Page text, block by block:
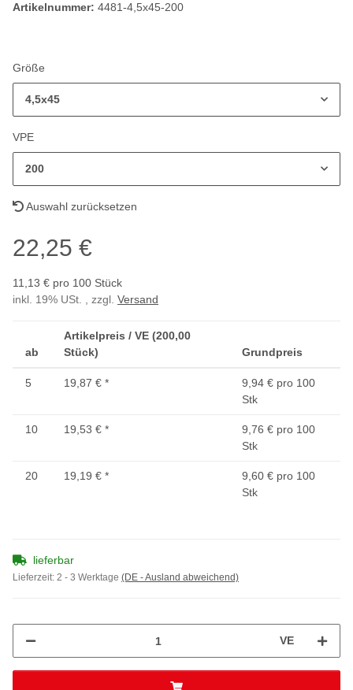
Artikelnummer: 4481-4,5x45-200
Größe
4,5x45
VPE
200
Auswahl zurücksetzen
22,25 €
11,13 € pro 100 Stück
inkl. 19% USt. , zzgl. Versand
ab
Artikelpreis / VE (200,00
Stück)
Grundpreis
5 19,87 € *
9,94 € pro 100
Stk
10 19,53 € *
9,76 € pro 100
Stk
20 19,19 € *
9,60 € pro 100
Stk
lieferbar
Lieferzeit: 2 - 3 Werktage (DE - Ausland abweichend)
VE